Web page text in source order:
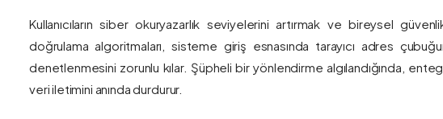
Kullanıcıların siber okuryazarlık seviyelerini artırmak ve bireysel
doğrulama algoritmaları, sisteme giriş esnasında tarayıcı adres
denetlenmesini zorunlu kılar. Şüpheli bir yönlendirme algılandığında,
veri iletimini anında durdurur.